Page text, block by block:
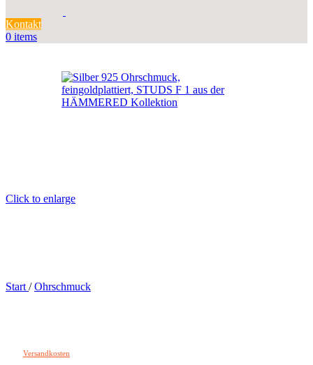
Kontakt
0 items
Click to enlarge
Start / Ohrschmuck
Versandkosten